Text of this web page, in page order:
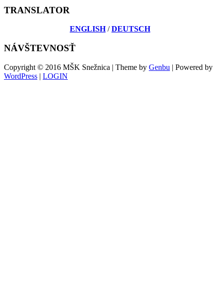
TRANSLATOR
ENGLISH/DEUTSCH
NÁVŠTEVNOSŤ
Copyright © 2016 MŠK Snežnica | Theme by Genbu | Powered by
WordPress | LOGIN